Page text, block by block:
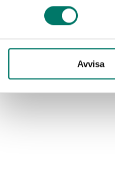
Avvisa
med
köttbullar, här
I glaset rekommenderar